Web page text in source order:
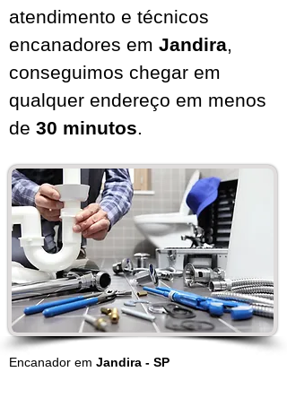
atendimento e técnicos
encanadores em Jandira,
conseguimos chegar em
qualquer endereço em menos
de 30 minutos.
Encanador em Jandira - SP